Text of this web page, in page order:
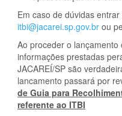
Em caso de dúvidas
itbi@jacarei.sp.gov.br ou
Ao proceder o lançamento
informações prestadas
JACAREÍ/SP são
lancamento passará por
de Guia para
referente ao ITBI